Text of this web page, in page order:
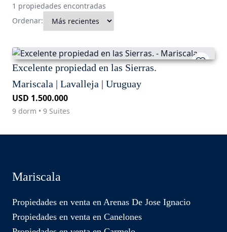
1 propiedades encontradas
Ordenar:
Excelente propiedad en las Sierras.
Mariscala | Lavalleja | Uruguay
USD 1.500.000
9 dorm • 9 Suites
Mariscala
Propiedades en venta en Arenas De Jose Ignacio
Propiedades en venta en Canelones